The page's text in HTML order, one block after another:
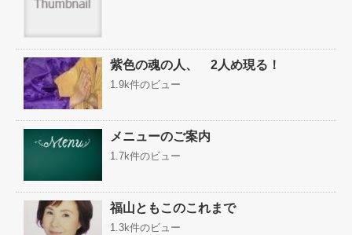
紫色の魂の人、 2人め現る！
1.9k件のビュー
メニューのご案内
1.7k件のビュー
福山ともこのこれまで
1.3k件のビュー